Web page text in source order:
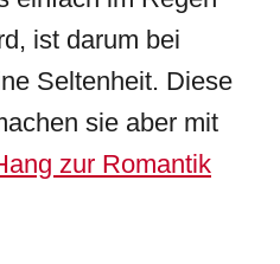
ist darum bei
Seltenheit. Diese
sie aber mit
zur Romantik